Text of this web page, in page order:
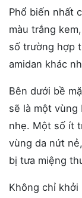
Phổ biến nhất
màu trắng
số trường hợp
amidan khác
Bên dưới bề
sẽ là một vùng
nhẹ. Một số ít
vùng da nứt
bị tưa miệng
Không chỉ